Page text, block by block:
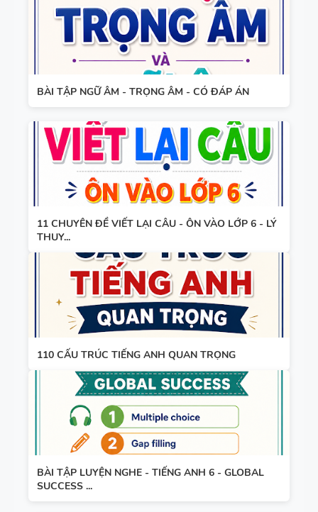
BÀI TẬP NGỮ ÂM - TRỌNG ÂM - CÓ ĐÁP ÁN
11 CHUYÊN ĐỀ VIẾT LẠI CÂU - ÔN VÀO LỚP 6 - LÝ
THUY...
110 CẤU TRÚC TIẾNG ANH QUAN TRỌNG
BÀI TẬP LUYỆN NGHE - TIẾNG ANH 6 - GLOBAL
SUCCESS ...